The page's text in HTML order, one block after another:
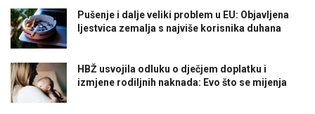
Pušenje i dalje veliki problem u EU: Objavljena
ljestvica zemalja s najviše korisnika duhana
HBŽ usvojila odluku o dječjem doplatku i
izmjene rodiljnih naknada: Evo što se mijenja